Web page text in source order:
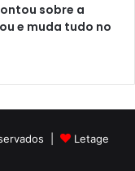
sobre a
e muda tudo no
|
Letage